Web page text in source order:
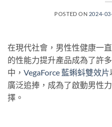
POSTED ON 2024-
在現代社會，男性性健康一
的性能力提升產品成為了許
中， VegaForce 藍蝌蚪雙效片
廣泛追捧，成為了啟動男性
擇。